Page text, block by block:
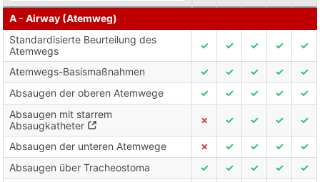
A - Airway (Atemweg)
Standardisierte Beurteilung des
Atemwegs
✓ ✓ ✓ ✓ ✓
Atemwegs-Basismaßnahmen ✓ ✓ ✓ ✓
✓
Absaugen der oberen Atemwege
✓ ✓ ✓ ✓
✓
Absaugen mit starrem
Absaugkatheter
✗ ✓ ✓ ✓ ✓
Absaugen der unteren Atemwege ✗ ✓ ✓ ✓
✓
Absaugen über Tracheostoma
✓ ✓ ✓ ✓
✓